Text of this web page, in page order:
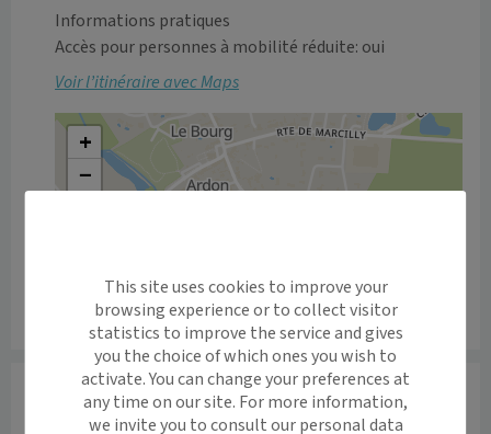
Informations pratiques
Accès pour personnes à mobilité réduite: oui
Voir l’itinéraire avec Maps
+
−
Leaflet OpenStreetMap
Informations
Rééducation pédiatrique 0-18 ans : asymétrie
This site uses cookies to improve your
browsing experience or to collect visitor
statistics to improve the service and gives
you the choice of which ones you wish to
activate. You can change your preferences at
any time on our site. For more information,
we invite you to consult our personal data